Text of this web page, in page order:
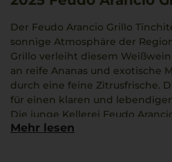
Der Feudo Arancio Grillo
sonnige Atmosphäre der
Grillo verleiht diesem
an reife Ananas und exotische
durch eine feine Zitrusfrische.
für einen klaren und
Die junge Kellerei Feudo
Weinbereitungsmethoden in
Mehr lesen